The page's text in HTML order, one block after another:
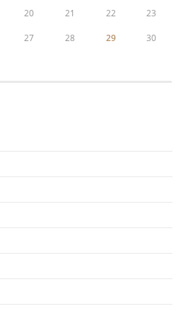
20 21 22 23
27 28 29 30